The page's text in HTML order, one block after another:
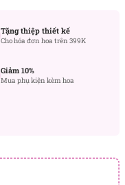
Tặng thiệp thiết kế
Cho hóa đơn hoa trên 399K
Giảm 10%
Mua phụ kiện kèm hoa